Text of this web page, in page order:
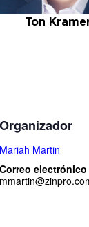
Ton
Organizador
Mariah Martin
Correo electrónico